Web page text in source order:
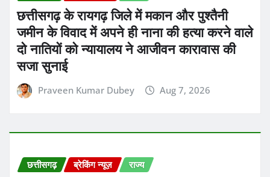
छत्तीसगढ़ के रायगढ़ जिले में मकान और पुश्तैनी
जमीन के विवाद में अपने ही नाना की हत्या करने वाले
दो नातियों को न्यायालय ने आजीवन कारावास की
सजा सुनाई
Praveen Kumar Dubey Aug 7, 2026
छत्तीसगढ़ ब्रेकिंग न्यूज़ राज्य